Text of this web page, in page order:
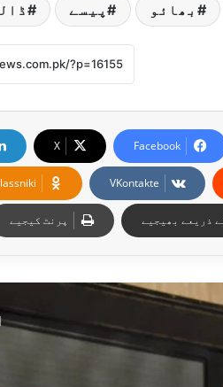
بھائو پیسے
Facebook
X
VKontakte
ذریعے بھیجیے پرنٹ کیجیے